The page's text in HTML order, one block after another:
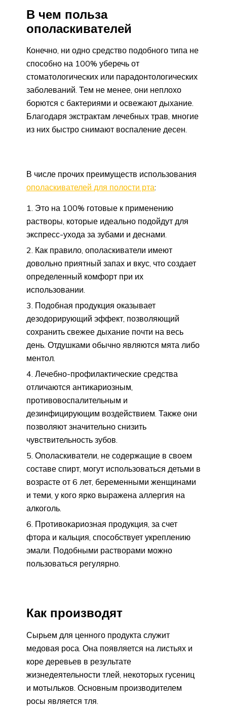
В чем польза
ополаскивателей
Конечно, ни одно средство подобного типа не
способно на 100% уберечь от
стоматологических или парадонтологических
заболеваний. Тем не менее, они неплохо
борются с бактериями и освежают дыхание.
Благодаря экстрактам лечебных трав, многие
из них быстро снимают воспаление десен.
В числе прочих преимуществ использования
ополаскивателей для полости рта:
Это на 100% готовые к применению
растворы, которые идеально подойдут для
экспресс-ухода за зубами и деснами.
Как правило, ополаскиватели имеют
довольно приятный запах и вкус, что создает
определенный комфорт при их
использовании.
Подобная продукция оказывает
дезодорирующий эффект, позволяющий
сохранить свежее дыхание почти на весь
день. Отдушками обычно являются мята либо
ментол.
Лечебно-профилактические средства
отличаются антикариозным,
противовоспалительным и
дезинфицирующим воздействием. Также они
позволяют значительно снизить
чувствительность зубов.
Ополаскиватели, не содержащие в своем
составе спирт, могут использоваться детьми в
возрасте от 6 лет, беременными женщинами
и теми, у кого ярко выражена аллергия на
алкоголь.
Противокариозная продукция, за счет
фтора и кальция, способствует укреплению
эмали. Подобными растворами можно
пользоваться регулярно.
Как производят
Сырьем для ценного продукта служит
медовая роса. Она появляется на листьях и
коре деревьев в результате
жизнедеятельности тлей, некоторых гусениц
и мотыльков. Основным производителем
росы является тля.